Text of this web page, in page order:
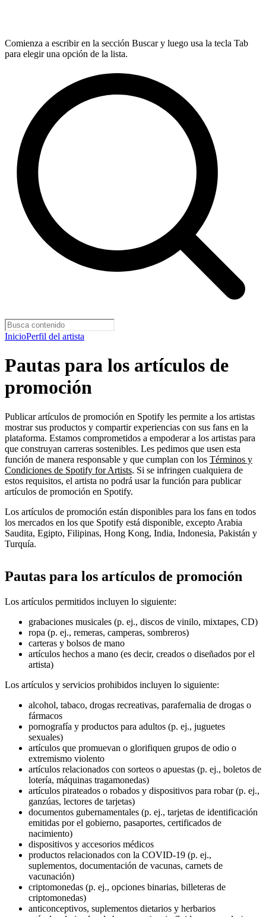
Comienza a escribir en la sección Buscar y luego usa la tecla Tab
para elegir una opción de la lista.
InicioPerfil del artista
Pautas para los artículos de
promoción
Publicar artículos de promoción en Spotify les permite a los artistas
mostrar sus productos y compartir experiencias con sus fans en la
plataforma. Estamos comprometidos a empoderar a los artistas para
que construyan carreras sostenibles. Les pedimos que usen esta
función de manera responsable y que cumplan con los Términos y
Condiciones de Spotify for Artists. Si se infringen cualquiera de
estos requisitos, el artista no podrá usar la función para publicar
artículos de promoción en Spotify.
Los artículos de promoción están disponibles para los fans en todos
los mercados en los que Spotify está disponible, excepto Arabia
Saudita, Egipto, Filipinas, Hong Kong, India, Indonesia, Pakistán y
Turquía.
Pautas para los artículos de promoción
Los artículos permitidos incluyen lo siguiente:
grabaciones musicales (p. ej., discos de vinilo, mixtapes, CD)
ropa (p. ej., remeras, camperas, sombreros)
carteras y bolsos de mano
artículos hechos a mano (es decir, creados o diseñados por el
artista)
Los artículos y servicios prohibidos incluyen lo siguiente:
alcohol, tabaco, drogas recreativas, parafernalia de drogas o
fármacos
pornografía y productos para adultos (p. ej., juguetes
sexuales)
artículos que promuevan o glorifiquen grupos de odio o
extremismo violento
artículos relacionados con sorteos o apuestas (p. ej., boletos de
lotería, máquinas tragamonedas)
artículos pirateados o robados y dispositivos para robar (p. ej.,
ganzúas, lectores de tarjetas)
documentos gubernamentales (p. ej., tarjetas de identificación
emitidas por el gobierno, pasaportes, certificados de
nacimiento)
dispositivos y accesorios médicos
productos relacionados con la COVID-19 (p. ej.,
suplementos, documentación de vacunas, carnets de
vacunación)
criptomonedas (p. ej., opciones binarias, billeteras de
criptomonedas)
anticonceptivos, suplementos dietarios y herbarios